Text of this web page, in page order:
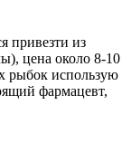
привезти из
цена около 8-10
рыбок использую
фармацевт,